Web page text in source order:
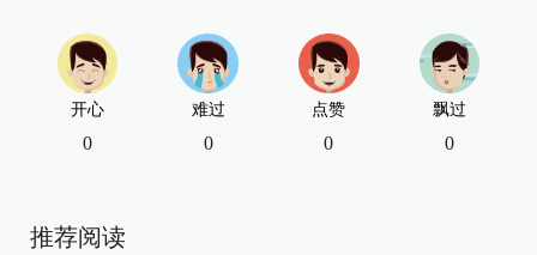
开心
0
难过
0
点赞
0
飘过
0
推荐阅读